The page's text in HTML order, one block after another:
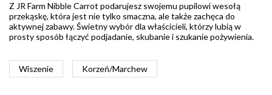
Z JR Farm Nibble Carrot podarujesz swojemu pupilowi wesołą
przekąskę, która jest nie tylko smaczna, ale także zachęca do
aktywnej zabawy. Świetny wybór dla właścicieli, którzy lubią w
prosty sposób łączyć podjadanie, skubanie i szukanie pożywienia.
Wiszenie Korzeń/Marchew